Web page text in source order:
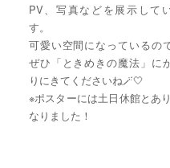
PV、写真などを展示して
す。
可愛い空間になっているので
ぜひ「ときめきの魔法」に
りにきてくださいね🪄🤍
※ポスターには土日休館とあ
なりました！